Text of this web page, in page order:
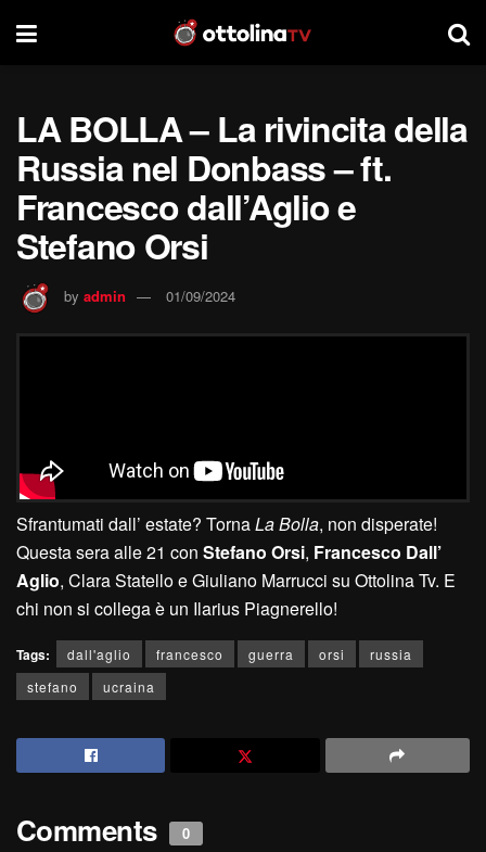
LA BOLLA – La rivincita della
Russia nel Donbass – ft.
Francesco dall’Aglio e
Stefano Orsi
by admin 01/09/2024
Sfrantumati dall’ estate? TornaLa Bolla, non disperate!
Questa sera alle 21 con Stefano Orsi, Francesco Dall’
Aglio, Clara Statello e Giuliano Marrucci su Ottolina Tv. E
chi non si collega è un Ilarius Piagnerello!
Tags: dall'aglio francesco guerra orsi
russia
stefano
ucraina
Comments 0